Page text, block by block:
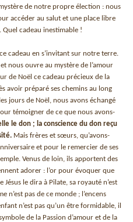
de notre propre élection : nous
accéder au salut et une place libre
Quel cadeau inestimable !
cadeau en s’invitant sur notre terre.
nous ouvre au mystère de l’amour
de Noël ce cadeau précieux de la
avoir préparé ses chemins au long
jours de Noël, nous avons échangé
témoigner de ce que nous avons-
le don ; la conscience du don reçu
Mais frères et sœurs, qu’avons-
et pour le remercier de ses
Venus de loin, ils apportent des
adorer : l’or pour évoquer que
le dira à Pilate, sa royauté n’est
n’est pas de ce monde ; l’encens
n’est pas qu’un être formidable, il
de la Passion d’amour et de la